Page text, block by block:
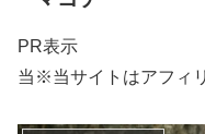
PR表示
当※当サイトはアフィ